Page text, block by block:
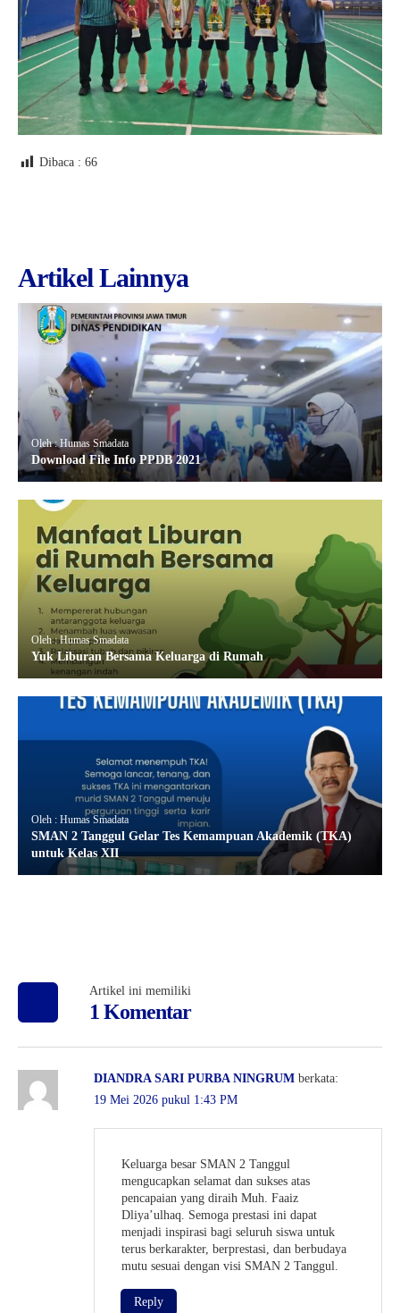
Dibaca : 66
Artikel Lainnya
Oleh : Humas Smadata
Download File Info PPDB 2021
Oleh : Humas Smadata
Yuk Liburan Bersama Keluarga di Rumah
Oleh : Humas Smadata
SMAN 2 Tanggul Gelar Tes Kemampuan Akademik (TKA)
untuk Kelas XII
Artikel ini memiliki
1 Komentar
DIANDRA SARI PURBA NINGRUM berkata:
19 Mei 2026 pukul 1:43 PM
Keluarga besar SMAN 2 Tanggul
mengucapkan selamat dan sukses atas
pencapaian yang diraih Muh. Faaiz
Dliya’ulhaq. Semoga prestasi ini dapat
menjadi inspirasi bagi seluruh siswa untuk
terus berkarakter, berprestasi, dan berbudaya
mutu sesuai dengan visi SMAN 2 Tanggul.
Reply